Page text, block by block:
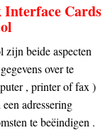
Interface Cards
zijn beide aspecten
over te
, printer of fax )
adressering
te beëindigen .